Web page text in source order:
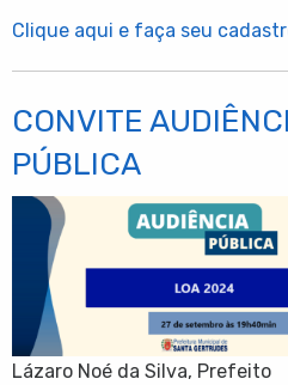
Clique aqui e faça seu
CONVITE
PÚBLICA
Lázaro Noé da Silva, Prefeito